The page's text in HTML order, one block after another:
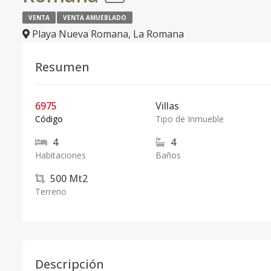
VENTA VENTA AMUEBLADO
Playa Nueva Romana, La Romana
Resumen
6975
Código
Villas
Tipo de Inmueble
4
Habitaciones
4
Baños
500 Mt2
Terreno
Descripción